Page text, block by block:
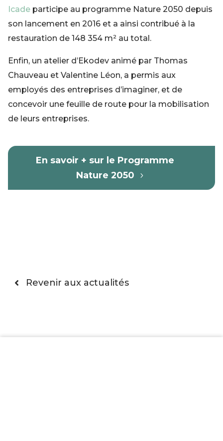
Icade participe au programme Nature 2050 depuis
son lancement en 2016 et a ainsi contribué à la
restauration de 148 354 m² au total.
Enfin, un atelier d’Ekodev animé par Thomas
Chauveau et Valentine Léon, a permis aux
employés des entreprises d’imaginer, et de
concevoir une feuille de route pour la mobilisation
de leurs entreprises.
En savoir + sur le Programme
Nature 2050
Revenir aux actualités